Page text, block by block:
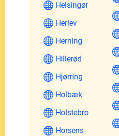
Helsingør
Herlev
Herning
Hillerød
Hjørring
Holbæk
Holstebro
Horsens